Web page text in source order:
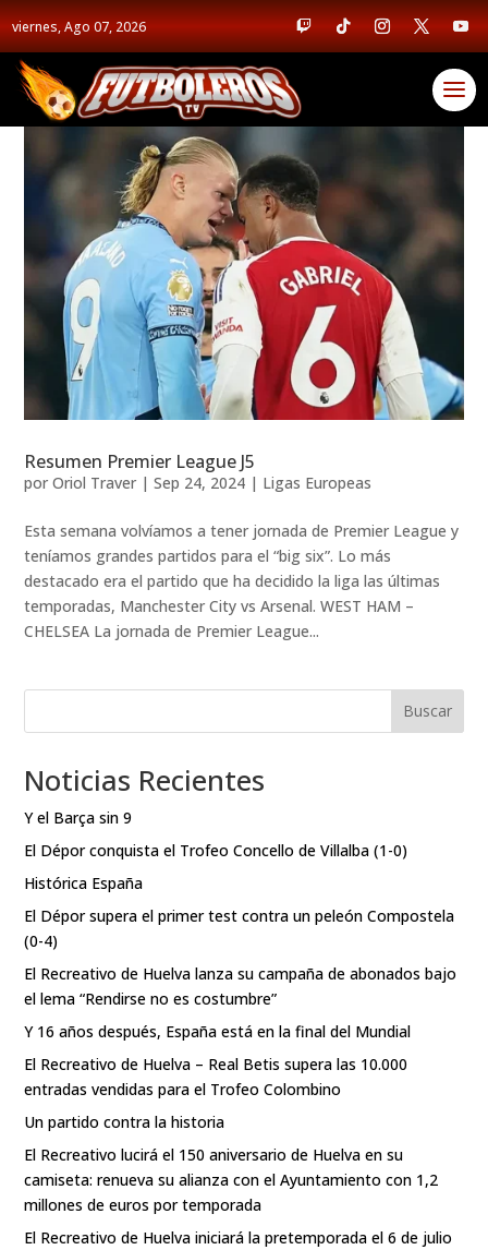
viernes, Ago 07, 2026
Resumen Premier League J5
porOriol Traver |Sep 24, 2024 | Ligas Europeas
Esta semana volvíamos a tener jornada de Premier League y
teníamos grandes partidos para el “big six”. Lo más
destacado era el partido que ha decidido la liga las últimas
temporadas, Manchester City vs Arsenal. WEST HAM –
CHELSEA La jornada de Premier League...
Buscar
Noticias Recientes
Y el Barça sin 9
El Dépor conquista el Trofeo Concello de Villalba (1-0)
Histórica España
El Dépor supera el primer test contra un peleón Compostela
(0-4)
El Recreativo de Huelva lanza su campaña de abonados bajo
el lema “Rendirse no es costumbre”
Y 16 años después, España está en la final del Mundial
El Recreativo de Huelva – Real Betis supera las 10.000
entradas vendidas para el Trofeo Colombino
Un partido contra la historia
El Recreativo lucirá el 150 aniversario de Huelva en su
camiseta: renueva su alianza con el Ayuntamiento con 1,2
millones de euros por temporada
El Recreativo de Huelva iniciará la pretemporada el 6 de julio